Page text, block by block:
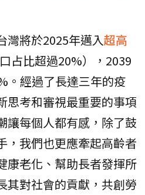
灣將於2025年邁入超高
占比超過20%），2039
。經過了長達三年的疫
思考和審視最重要的事項
讓每個人都有感，除了鼓
，我們也更應牽起高齡者
康老化、幫助長者發揮所
其對社會的貢獻，共創勞